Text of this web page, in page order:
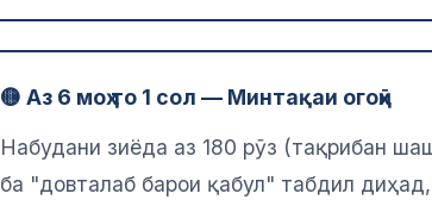
🟡 Аз 6 моҳ то 1 сол — Минтақаи огоҳӣ
Набудани зиёда аз 180 рӯз (тақрибан
ба "довталаб барои қабул" табдил